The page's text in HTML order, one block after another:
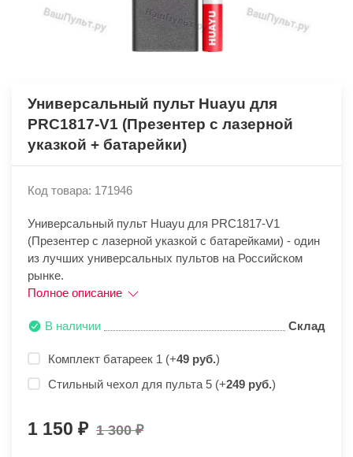
Универсальный пульт Huayu для
PRC1817-V1 (Презентер с лазерной
указкой + батарейки)
Код товара: 171946
Универсальный пульт Huayu для PRC1817-V1
(Презентер с лазерной указкой с батарейками) - один
из лучших универсальных пультов на Российском
рынке.
Полное описание
В наличии Склад
Комплект батареек 1 (+49 руб.)
Стильный чехол для пульта 5 (+249 руб.)
1 150 1 300